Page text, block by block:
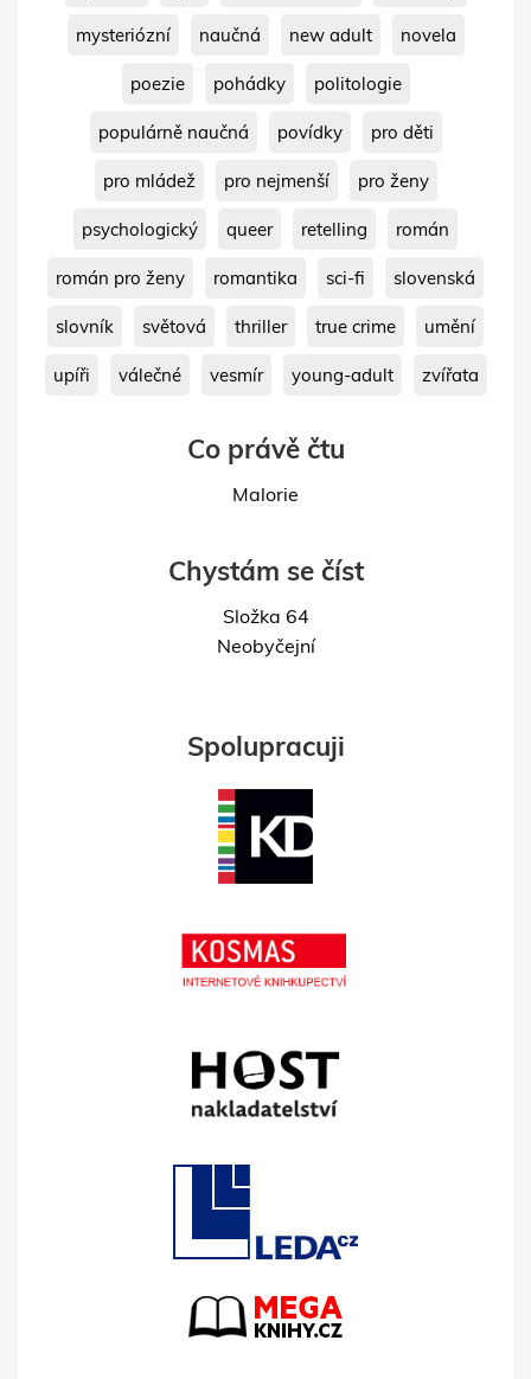
mysteriózní naučná new adult novela
poezie pohádky politologie
populárně naučná povídky pro děti
pro mládež pro nejmenší pro ženy
psychologický queer retelling román
román pro ženy romantika sci-fi slovenská
slovník světová thriller true crime umění
upíři válečné vesmír young-adult zvířata
Co právě čtu
Malorie
Chystám se číst
Složka 64
Neobyčejní
Spolupracuji